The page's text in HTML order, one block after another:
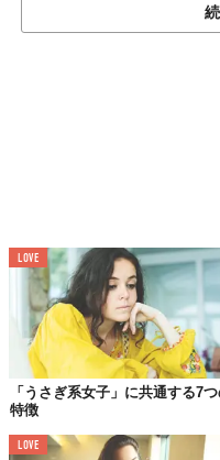
リスのように小走りに駆け
ートであったり。特に意識
うな雰囲気を持っているの
です。
寒い冬に、セーターの袖口
LOVE
「うさぎ系女子」に共通する7
特徴
LOVE